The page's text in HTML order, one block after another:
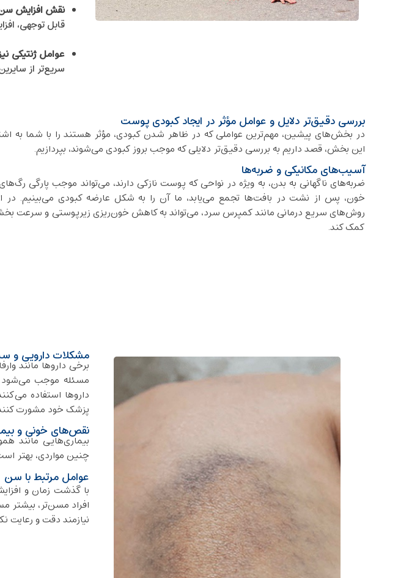
نقش افزایش سن
قابل توجهی،
عوامل ژنتیکی
سریع‌تر از
بررسی دقیق‌تر دلایل و عوامل مؤثر در ایجاد کبودی پوست
در بخش‌های پیشین، مهم‌ترین عواملی که در ظاهر شدن کبودی، مؤثر هستند را با شما به
این بخش، قصد داریم به بررسی دقیق‌تر دلایلی که موجب بروز کبودی می‌شوند، بپردازیم.
آسیب‌های مکانیکی و ضربه‌ها
ضربه‌های ناگهانی به بدن، به ویژه در نواحی که پوست نازکی دارند، می‌تواند موجب پارگی
خون، پس از نشت در بافت‌ها تجمع می‌یابد، ما آن را به شکل عارضه کبودی می‌بینیم. در
روش‌های سریع درمانی مانند کمپرس سرد، می‌تواند به کاهش خون‌ریزی زیرپوستی و سرعت
کمک کند.
مشکلات دارویی و
برخی داروها مانند
مسئله موجب می‌شود
داروها استفاده
پزشک خود مشورت
نقص‌های خونی و
بیماری‌هایی مانند
چنین مواردی، بهتر
عوامل مرتبط با سن
با گذشت زمان و
افراد مسن‌تر، بیشتر
نیازمند دقت و رعایت